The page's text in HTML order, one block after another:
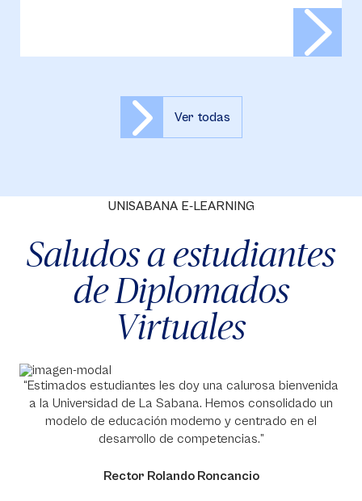
Ver todas
UNISABANA E-LEARNING
Saludos a estudiantes
de Diplomados
Virtuales
“Estimados estudiantes les doy una calurosa bienvenida
a la Universidad de La Sabana. Hemos consolidado un
modelo de educación moderno y centrado en el
desarrollo de competencias.”
Rector Rolando Roncancio